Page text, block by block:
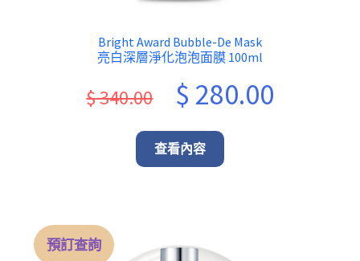
Bright Award Bubble-De Mask
亮白深層淨化泡泡面膜 100ml
$340.00
Original
price
was:
$ 280.00Current
查看內容
預訂查詢